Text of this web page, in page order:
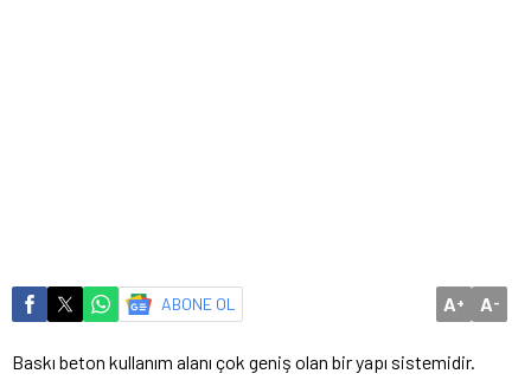
ABONE OL A+ A-
Baskı beton kullanım alanı çok geniş olan bir yapı sistemidir.